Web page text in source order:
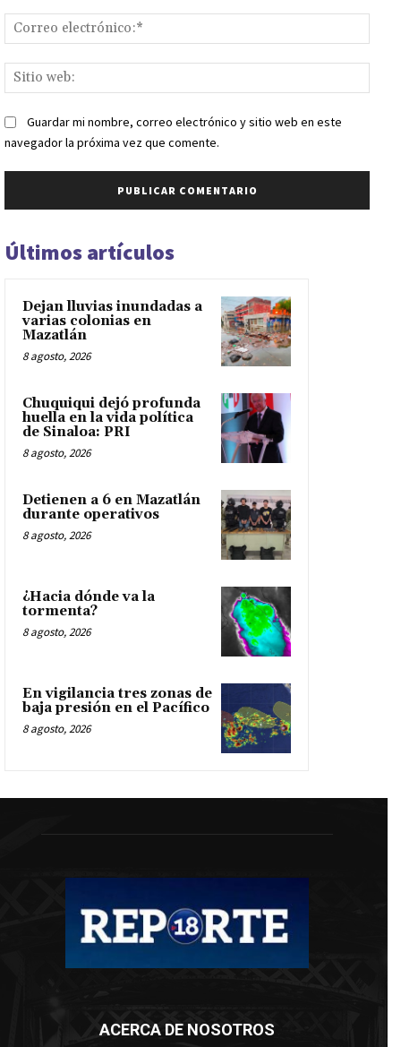
web:
Guardar mi nombre, correo electrónico y sitio web en este
navegador la próxima vez que comente.
Últimos artículos
Dejan lluvias inundadas a
varias colonias en
Mazatlán
8 agosto, 2026
Chuquiqui dejó profunda
huella en la vida política
de Sinaloa: PRI
8 agosto, 2026
Detienen a 6 en Mazatlán
durante operativos
8 agosto, 2026
¿Hacia dónde va la
tormenta?
8 agosto, 2026
En vigilancia tres zonas de
baja presión en el Pacífico
8 agosto, 2026
ACERCA DE NOSOTROS